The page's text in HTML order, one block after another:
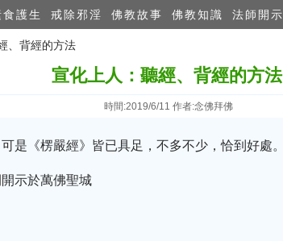
食護生 戒除邪淫 佛教故事 佛教知識 法師開示
、背經的方法
宣化上人：聽經、背經的方法
時間:2019/6/11 作者:念佛拜佛
是《楞嚴經》皆已具足，不多不少，恰到好處。
示於萬佛聖城